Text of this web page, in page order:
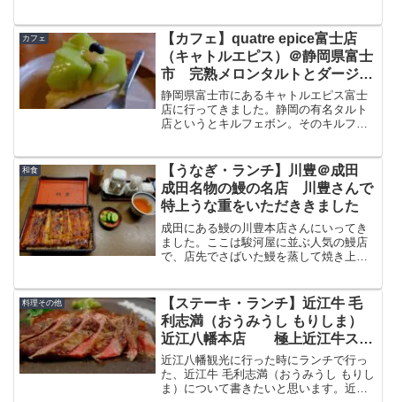
スタがいただけ、今回はランチパスタを
いただ...
カフェ
【カフェ】quatre epice富士店
（キャトルエピス）＠静岡県富士
市 完熟メロンタルトとダージリ
ン
静岡県富士市にあるキャトルエピス富士
店に行ってきました。静岡の有名タルト
店というとキルフェボン。そのキルフェ
より好き。そんな富士の人気店キャトル
エピスの場所・アクセス、混雑状況、料
理をブログで紹介したいと思います。
和食
【うなぎ・ランチ】川豊＠成田
成田名物の鰻の名店 川豊さんで
特上うな重をいただききました
成田にある鰻の川豊本店さんにいってき
ました。ここは駿河屋に並ぶ人気の鰻店
で、店先でさばいた鰻を蒸して焼き上げ
もすごく感じ、関東風うなぎの醍醐味を
いただけるお店です。今回...
料理その他
【ステーキ・ランチ】近江牛 毛
利志満（おうみうし もりしま）
近江八幡本店 極上近江牛ステ
ーキランチ
近江八幡観光に行った時にランチで行っ
た、近江牛 毛利志満（おうみうし もりし
ま）について書きたいと思います。近江